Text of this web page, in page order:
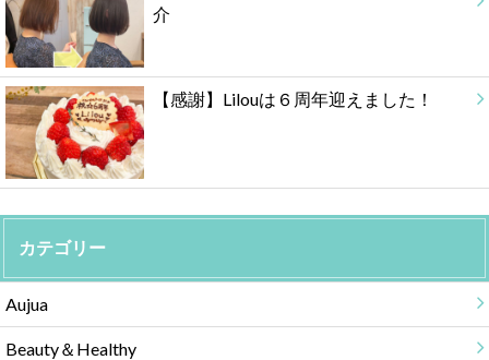
介
【感謝】Lilouは６周年迎えました！
カテゴリー
Aujua
Beauty＆Healthy